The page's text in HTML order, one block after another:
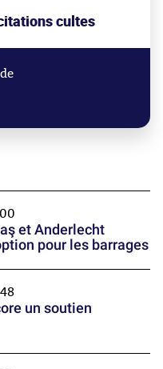
cultes
et Anderlecht
pour les barrages
un soutien